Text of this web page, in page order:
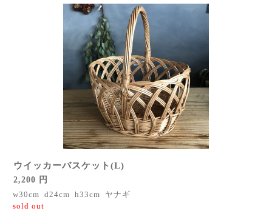
ウイッカーバスケット(L)
2,200 円
w30cm d24cm h33cm ヤナギ
sold out